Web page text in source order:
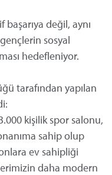
başarıya değil, aynı
sosyal
hedefleniyor.
tarafından yapılan
kişilik spor salonu,
sahip olup
ev sahipliği
daha modern